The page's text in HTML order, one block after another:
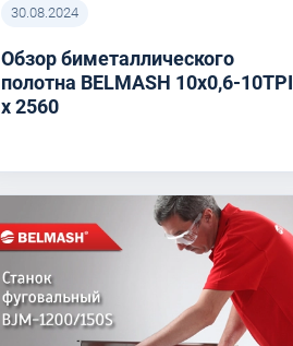
30.08.2024
Обзор биметаллического
полотна BELMASH 10x0,6-10TPI
x 2560